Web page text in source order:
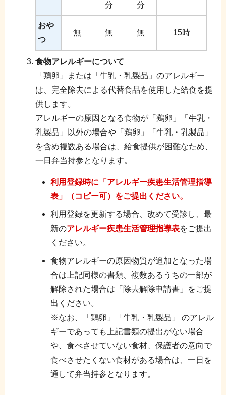
分
分
おや
つ
無 無 無 15時
食物アレルギーについて
「鶏卵」または「牛乳・乳製品」のアレルギー
は、完全除去による代替食品を使用した給食を提
供します。
アレルギーの原因となる食物が「鶏卵」「牛乳・
乳製品」以外の場合や「鶏卵」「牛乳・乳製品」
を含め複数ある場合は、給食提供が困難なため、
一日弁当持参となります。
利用登録時に「アレルギー疾患生活管理指導
表」（コピー可）をご提出ください。
利用登録を更新する場合、改めて受診し、最
新のアレルギー疾患生活管理指導表をご提出
ください。
食物アレルギーの原因物質が追加となった場
合は上記同様の書類、複数あるうちの一部が
解除された場合は「除去解除申請書」をご提
出ください。
※なお、「鶏卵」「牛乳・乳製品」 のアレル
ギーであっても上記書類の提出がない場合
や、食べさせていない食材、保護者の意向で
食べさせたくない食材がある場合は、一日を
通して弁当持参となります。